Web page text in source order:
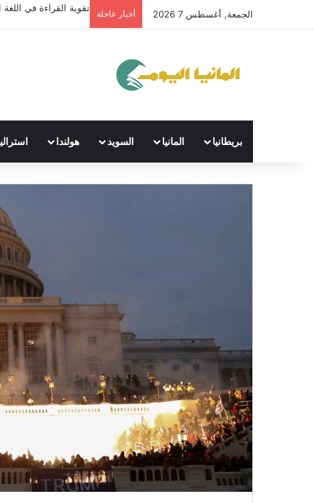
الجمعة, أغسطس 7 2026 أخبار عاجلة
تقوية القراءة في اللغة
بريطانيا المانيا السويد هولندا